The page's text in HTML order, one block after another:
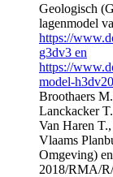
Geologisch
lagenmodel
https://
g3dv3 en
https://
model-h3dv20
Broothaers
Lanckacker
Van Haren
Vlaams
Omgeving)
2018/RMA/